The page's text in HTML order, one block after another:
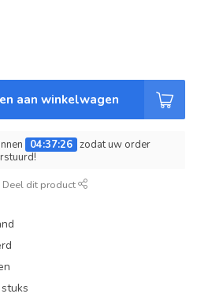
aan winkelwagen
04:37:26 zodat uw order
Deel dit product